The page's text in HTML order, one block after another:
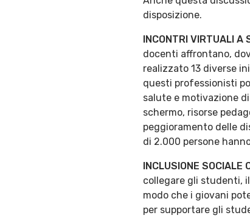
disposizione.
INCONTRI VIRTUALI A
docenti affrontano,
realizzato 13 diverse
questi professionisti
salute e motivazione
schermo, risorse
peggioramento delle
di 2.000 persone
INCLUSIONE SOCIALE
collegare gli studenti,
modo che i giovani
per supportare gli